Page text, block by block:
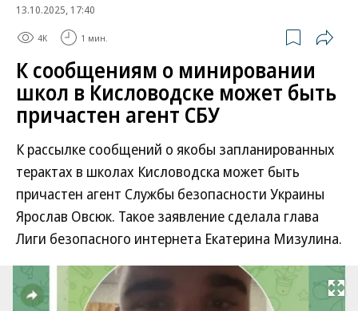
13.10.2025, 17:40
4K 1 мин.
К сообщениям о минировании
школ в Кисловодске может быть
причастен агент СБУ
К рассылке сообщений о якобы запланированных
терактах в школах Кисловодска может быть
причастен агент Службы безопасности Украины
Ярослав Овсюк. Такое заявление сделала глава
Лиги безопасного интернета Екатерина Мизулина.
Развернуть